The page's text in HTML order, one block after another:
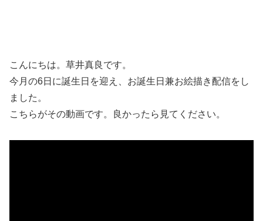
こんにちは。草井真良です。
今月の6日に誕生日を迎え、お誕生日兼お絵描き配信をし
ました。
こちらがその動画です。良かったら見てください。